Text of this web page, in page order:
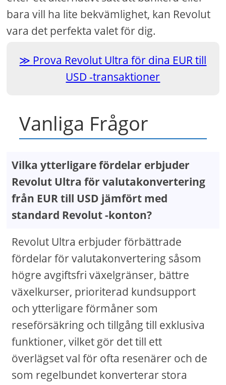
bara vill ha lite bekvämlighet, kan Revolut
vara det perfekta valet för dig.
Prova Revolut Ultra för dina EUR till
USD -transaktioner
Vanliga Frågor
Vilka ytterligare fördelar erbjuder
Revolut Ultra för valutakonvertering
från EUR till USD jämfört med
standard Revolut -konton?
Revolut Ultra erbjuder förbättrade
fördelar för valutakonvertering såsom
högre avgiftsfri växelgränser, bättre
växelkurser, prioriterad kundsupport
och ytterligare förmåner som
reseförsäkring och tillgång till exklusiva
funktioner, vilket gör det till ett
överlägset val för ofta resenärer och de
som regelbundet konverterar stora